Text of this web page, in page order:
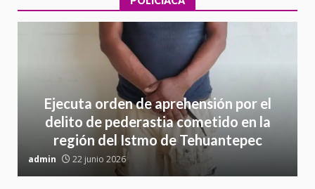
Ejecuta orden de aprehensión por el
delito de pederastia cometido en la
región del Istmo de Tehuantepec
admin 22 junio 2026